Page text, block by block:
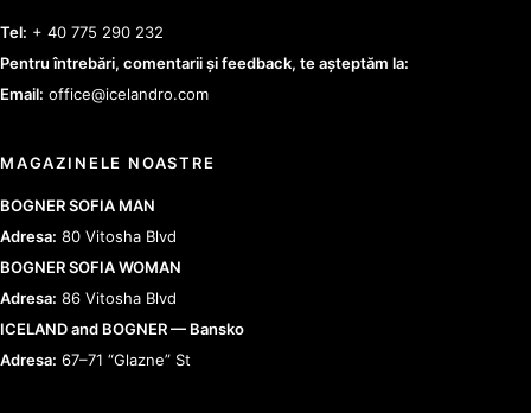
Tel: + 40 775 290 232
Pentru întrebări, comentarii și feedback, te așteptăm la:
Email: office@icelandro.com
MAGAZINELE NOASTRE
BOGNER SOFIA MAN
Adresa: 80 Vitosha Blvd
BOGNER SOFIA WOMAN
Adresa: 86 Vitosha Blvd
ICELAND and BOGNER — Bansko
Adresa: 67–71 “Glazne” St